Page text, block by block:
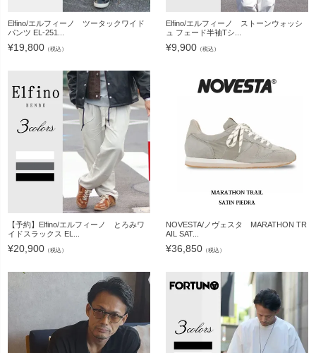
Elfino/エルフィーノ ツータックワイド
パンツ EL-251...
¥19,800 （税込）
Elfino/エルフィーノ ストーンウォッシ
ュ フェード半袖Tシ...
¥9,900 （税込）
【予約】Elfino/エルフィーノ とろみワ
イドスラックス EL...
¥20,900 （税込）
NOVESTA/ノヴェスタ MARATHON TR
AIL SAT...
¥36,850 （税込）